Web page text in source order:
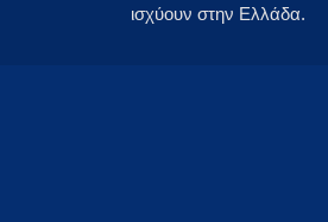
ισχύουν στην Ελλάδα.